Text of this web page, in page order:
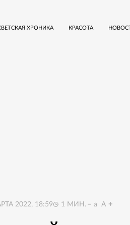
ХРОНИКА КРАСОТА
2022, 18:59 1 МИН. a A